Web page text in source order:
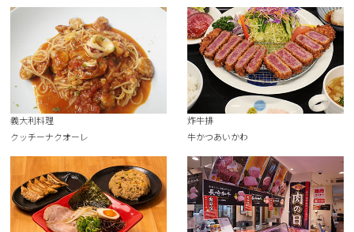
義大利料理
クッチーナクオーレ
炸牛排
牛かつあいかわ